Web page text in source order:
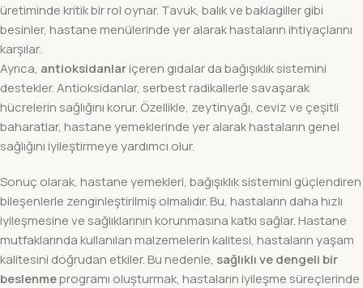
üretiminde kritik bir rol oynar. Tavuk, balık ve baklagiller gibi
besinler, hastane menülerinde yer alarak hastaların ihtiyaçlarını
karşılar.
Ayrıca, antioksidanlariçeren gıdalar da bağışıklık sistemini
destekler. Antioksidanlar, serbest radikallerle savaşarak
hücrelerin sağlığını korur. Özellikle, zeytinyağı, ceviz ve çeşitli
baharatlar, hastane yemeklerinde yer alarak hastaların genel
sağlığını iyileştirmeye yardımcı olur.
Sonuç olarak, hastane yemekleri, bağışıklık sistemini güçlendiren
bileşenlerle zenginleştirilmiş olmalıdır. Bu, hastaların daha hızlı
iyileşmesine ve sağlıklarının korunmasına katkı sağlar. Hastane
mutfaklarında kullanılan malzemelerin kalitesi, hastaların yaşam
kalitesini doğrudan etkiler. Bu nedenle, sağlıklı ve dengeli bir
beslenmeprogramı oluşturmak, hastaların iyileşme süreçlerinde